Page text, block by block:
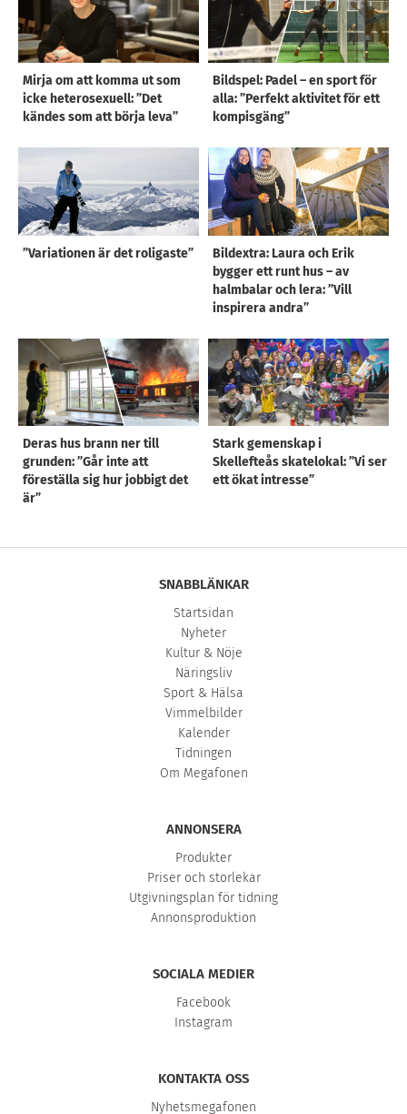
Mirja om att komma ut som
icke heterosexuell: ”Det
kändes som att börja leva”
Bildspel: Padel – en sport för
alla: ”Perfekt aktivitet för ett
kompisgäng”
”Variationen är det roligaste”
Bildextra: Laura och Erik
bygger ett runt hus – av
halmbalar och lera: ”Vill
inspirera andra”
Deras hus brann ner till
grunden: ”Går inte att
föreställa sig hur jobbigt det
är”
Stark gemenskap i
Skellefteås skatelokal: ”Vi ser
ett ökat intresse”
SNABBLÄNKAR
Startsidan
Nyheter
Kultur & Nöje
Näringsliv
Sport & Hälsa
Vimmelbilder
Kalender
Tidningen
Om Megafonen
ANNONSERA
Produkter
Priser och storlekar
Utgivningsplan för tidning
Annonsproduktion
SOCIALA MEDIER
Facebook
Instagram
KONTAKTA OSS
Nyhetsmegafonen